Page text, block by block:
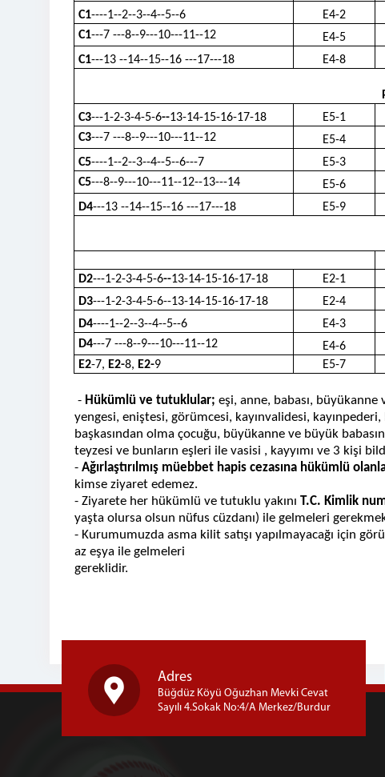
C1----1--2--3--4--5--6 E4-2
C1---7 ---8--9---10---11--12 E4-5
C1---13 --14--15--16 ---17---18 E4-8
C3---1-2-3-4-5-6--13-14-15-16-17-18 E5-1
C3---7 ---8--9---10---11--12 E5-4
C5----1--2--3--4--5--6---7 E5-3
C5---8--9---10---11--12--13---14 E5-6
D4---13 --14--15--16 ---17---18 E5-9
D2---1-2-3-4-5-6--13-14-15-16-17-18 E2-1
D3---1-2-3-4-5-6--13-14-15-16-17-18 E2-4
D4----1--2--3--4--5--6 E4-3
D4---7 ---8--9---10---11--12 E4-6
E2-7, E2-8, E2-9 E5-7
- Hükümlü ve tutuklular; eşi, anne, babası, büyükanne
yengesi, eniştesi, görümcesi, kayınvalidesi,
başkasından olma çocuğu, büyükanne ve büyük
teyzesi ve bunların eşleri ile vasisi , kayyımı ve 3 kişi
- Ağırlaştırılmış müebbet hapis cezasına hükümlü
kimse ziyaret edemez.
- Ziyarete her hükümlü ve tutuklu yakını T.C. Kimlik
yaşta olursa olsun nüfus cüzdanı) ile gelmeleri
- Kurumumuzda asma kilit satışı yapılmayacağı için
az eşya ile gelmeleri
Adres
Büğdüz Köyü Oğuzhan Mevki Cevat
Sayılı 4.Sokak No:4/A Merkez/Burdur